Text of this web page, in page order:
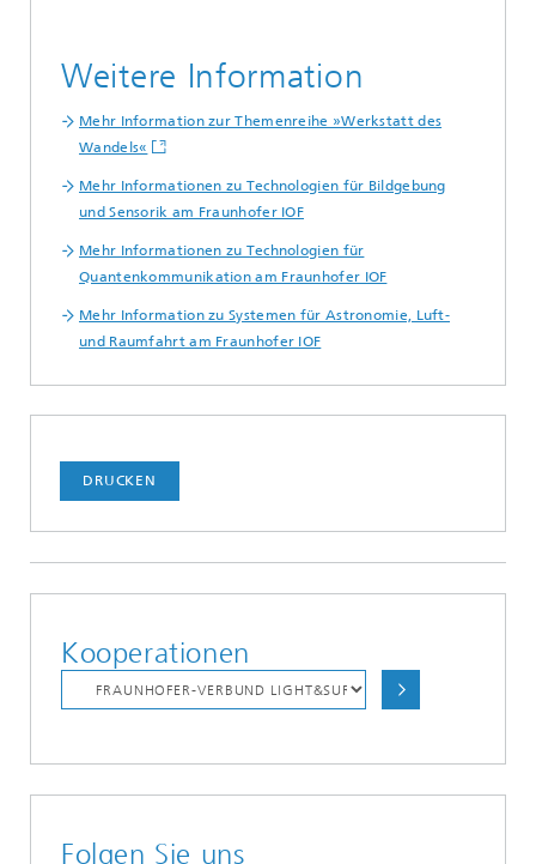
Weitere Information
Mehr Information zur Themenreihe »Werkstatt des
Wandels«
Mehr Informationen zu Technologien für Bildgebung
und Sensorik am Fraunhofer IOF
Mehr Informationen zu Technologien für
Quantenkommunikation am Fraunhofer IOF
Mehr Information zu Systemen für Astronomie, Luft-
und Raumfahrt am Fraunhofer IOF
DRUCKEN
Kooperationen
Folgen Sie uns